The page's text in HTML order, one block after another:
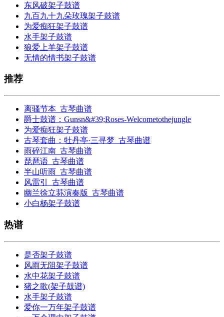
东风破架子鼓谱
九百九十九朵玫瑰架子鼓谱
为爱痴狂架子鼓谱
水手架子鼓谱
狼爱上羊架子鼓谱
无情的情书架子鼓谱
推荐
离骚节本_古琴曲谱
爵士鼓谱：Gunsn&#39;Roses-Welcometothejungle
为爱痴狂架子鼓谱
古琴套曲：牡丹亭·三寻梦_古琴曲谱
雨碎江南_古琴曲谱
琵琶语_古琴曲谱
半山听雨_古琴曲谱
风雷引_古琴曲谱
幽兰徐立荪演奏版_古琴曲谱
小白杨架子鼓谱
热谱
是否架子鼓谱
风雨无阻架子鼓谱
水中花架子鼓谱
猪之歌(架子鼓谱)
水手架子鼓谱
爱你一万年架子鼓谱